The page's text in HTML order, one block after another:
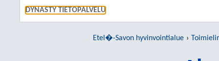
DYNASTY TIETOPALVELU
Etel�-Savon hyvinvointialue